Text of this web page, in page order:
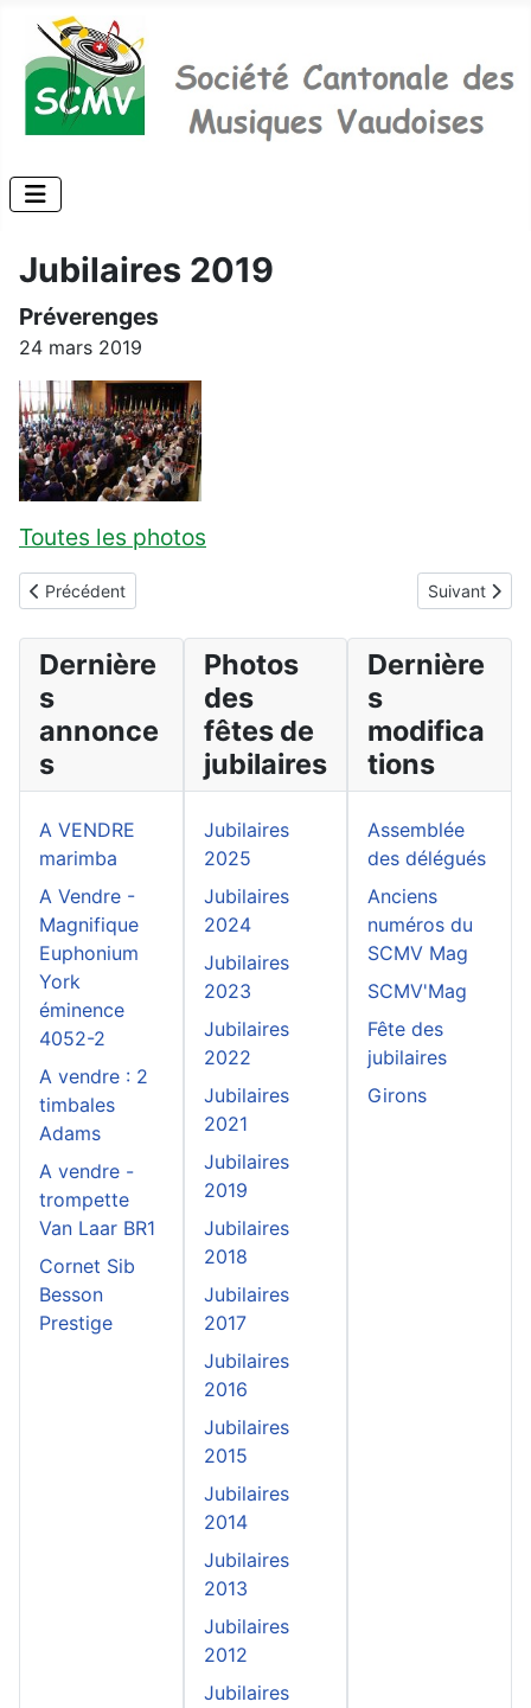
Jubilaires 2019
Préverenges
24 mars 2019
Toutes les photos
Article précédent : Jubilaires 2021
Précédent Article
Suivant
Dernière
s
annonce
s
A VENDRE
marimba
A Vendre -
Magnifique
Euphonium
York
éminence
4052-2
A vendre : 2
timbales
Adams
A vendre -
trompette
Van Laar BR1
Cornet Sib
Besson
Prestige
Photos
des
fêtes de
jubilaires
Jubilaires
2025
Jubilaires
2024
Jubilaires
2023
Jubilaires
2022
Jubilaires
2021
Jubilaires
2019
Jubilaires
2018
Jubilaires
2017
Jubilaires
2016
Jubilaires
2015
Jubilaires
2014
Jubilaires
2013
Jubilaires
2012
Jubilaires
Dernière
s
modifica
tions
Assemblée
des délégués
Anciens
numéros du
SCMV Mag
SCMV'Mag
Fête des
jubilaires
Girons